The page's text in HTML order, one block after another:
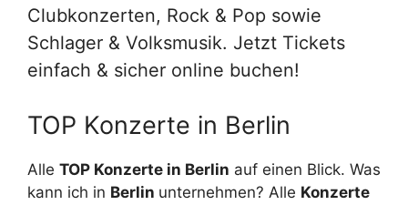
Clubkonzerten, Rock & Pop sowie
Schlager & Volksmusik. Jetzt Tickets
einfach & sicher online buchen!
TOP Konzerte in Berlin
Alle TOP Konzerte in Berlin auf einen Blick. Was
kann ich in Berlin unternehmen? Alle Konzerte